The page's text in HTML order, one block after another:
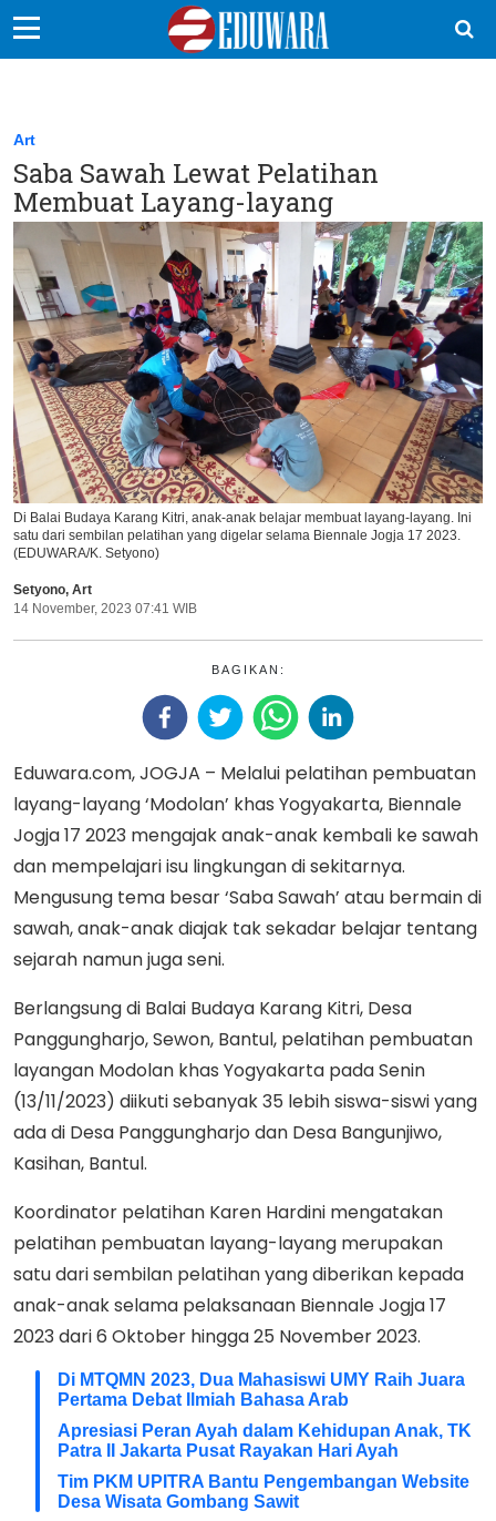
Sekolah Kita
Vokasi
Kampus
Idea
Sains
EduDana
Ikuti Kami di:
Art
Saba Sawah Lewat Pelatihan
Membuat Layang-layang
Di Balai Budaya Karang Kitri, anak-anak belajar membuat layang-layang. Ini
satu dari sembilan pelatihan yang digelar selama Biennale Jogja 17 2023.
(EDUWARA/K. Setyono)
Setyono, Art
14 November, 2023 07:41 WIB
BAGIKAN:
Eduwara.com, JOGJA – Melalui pelatihan pembuatan
layang-layang ‘Modolan’ khas Yogyakarta, Biennale
Jogja 17 2023 mengajak anak-anak kembali ke sawah
dan mempelajari isu lingkungan di sekitarnya.
Mengusung tema besar ‘Saba Sawah’ atau bermain di
sawah, anak-anak diajak tak sekadar belajar tentang
sejarah namun juga seni.
Berlangsung di Balai Budaya Karang Kitri, Desa
Panggungharjo, Sewon, Bantul, pelatihan pembuatan
layangan Modolan khas Yogyakarta pada Senin
(13/11/2023) diikuti sebanyak 35 lebih siswa-siswi yang
ada di Desa Panggungharjo dan Desa Bangunjiwo,
Kasihan, Bantul.
Koordinator pelatihan Karen Hardini mengatakan
pelatihan pembuatan layang-layang merupakan
satu dari sembilan pelatihan yang diberikan kepada
anak-anak selama pelaksanaan Biennale Jogja 17
2023 dari 6 Oktober hingga 25 November 2023.
Di MTQMN 2023, Dua Mahasiswi UMY Raih Juara
Pertama Debat Ilmiah Bahasa Arab
Apresiasi Peran Ayah dalam Kehidupan Anak, TK
Patra II Jakarta Pusat Rayakan Hari Ayah
Tim PKM UPITRA Bantu Pengembangan Website
Desa Wisata Gombang Sawit